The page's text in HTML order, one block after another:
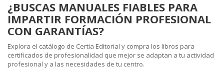
¿BUSCAS MANUALES FIABLES PARA
IMPARTIR FORMACIÓN PROFESIONAL
CON GARANTÍAS?
Explora el catálogo de Certia Editorial y compra los libros para
certificados de profesionalidad que mejor se adaptan a tu actividad
profesional y a las necesidades de tu centro.